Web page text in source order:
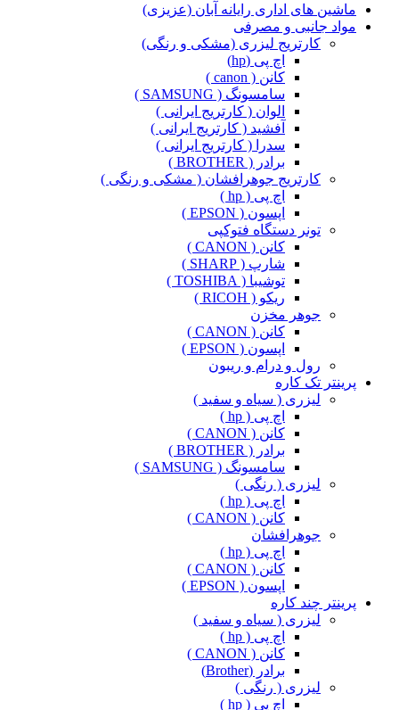
ماشین های اداری رایانه آبان (عزیزی)
مواد جانبی و مصرفی
کارتریج لیزری (مشکی و رنگی)
اچ پی (hp)
کانن ( canon )
سامسونگ ( SAMSUNG )
الوان ( کارتریج ایرانی )
آفشید ( کارتریج ایرانی )
سدرا ( کارتریج ایرانی )
برادر ( BROTHER )
کارتریج جوهرافشان ( مشکی و رنگی )
اچ پی ( hp )
اپسون ( EPSON )
تونر دستگاه فتوکپی
کانن ( CANON )
شارپ ( SHARP )
توشیبا ( TOSHIBA )
ریکو ( RICOH )
جوهر مخزن
کانن ( CANON )
اپسون ( EPSON )
رول و درام و ریبون
پرینتر تک کاره
لیزری ( سیاه و سفید )
اچ پی ( hp )
کانن ( CANON )
برادر ( BROTHER )
سامسونگ ( SAMSUNG )
لیزری ( رنگی )
اچ پی ( hp )
کانن ( CANON )
جوهرافشان
اچ پی ( hp )
کانن ( CANON )
اپسون ( EPSON )
پرینتر چند کاره
لیزری ( سیاه و سفید )
اچ پی ( hp )
کانن ( CANON )
برادر (Brother)
لیزری ( رنگی )
اچ پی ( hp )